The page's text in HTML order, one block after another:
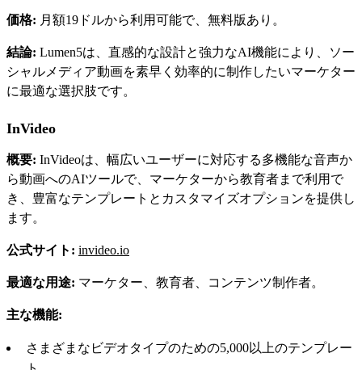
価格: 月額19ドルから利用可能で、無料版あり。
結論: Lumen5は、直感的な設計と強力なAI機能により、ソー
シャルメディア動画を素早く効率的に制作したいマーケター
に最適な選択肢です。
InVideo
概要: InVideoは、幅広いユーザーに対応する多機能な音声か
ら動画へのAIツールで、マーケターから教育者まで利用で
き、豊富なテンプレートとカスタマイズオプションを提供し
ます。
公式サイト: invideo.io
最適な用途: マーケター、教育者、コンテンツ制作者。
主な機能:
さまざまなビデオタイプのための5,000以上のテンプレー